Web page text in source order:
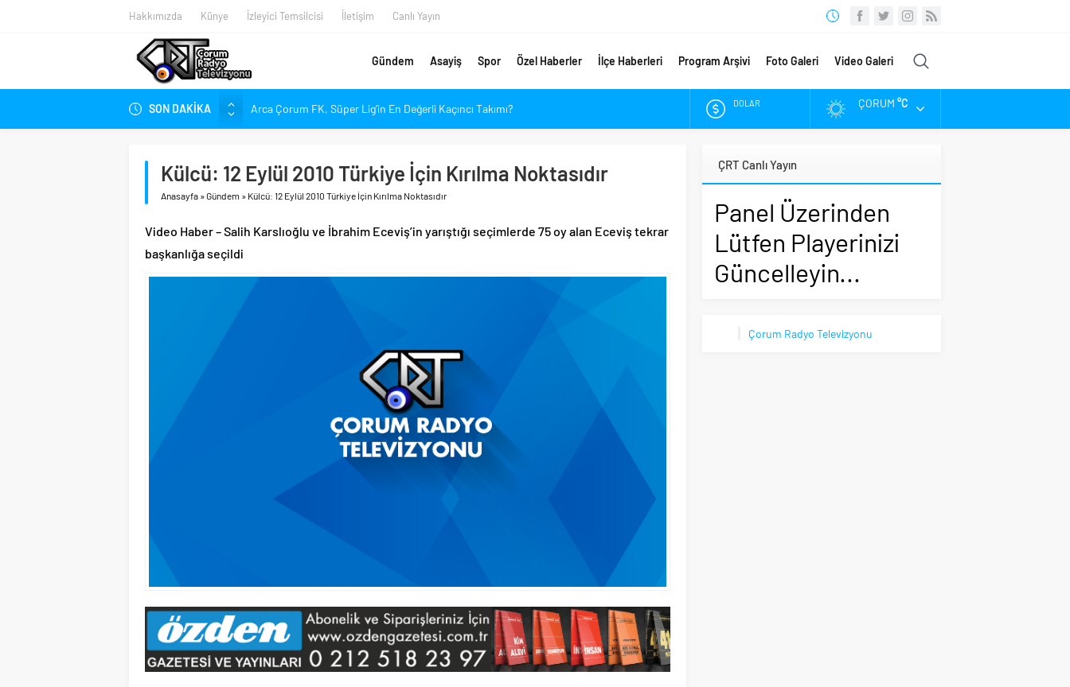
Hakkımızda Künye İzleyici Temsilcisi İletişim Canlı Yayın
Gündem Asayiş Spor Özel Haberler İlçe Haberleri Program Arşivi Foto Galeri Video Galeri
SON DAKİKA
Arca Çorum FK, Süper Lig’in En Değerli Kaçıncı Takımı?
Kırmızı Kanatlar’dan Kadınlara Çağrı
Arca Çorum FK’de İki İsim Gündemde, Bir İsim Ayrılıyor
Tritikale ve Ayçiçeği Tarlalarında Verim Mesaisi
Hastanede Emzirme Farkındalığı Etkinliği
Perakende Sektörüne Nitelikli Eleman Yetiştirilecek
DOLAR
ALTIN
BIST
ÇORUM °C
Külcü: 12 Eylül 2010 Türkiye İçin Kırılma Noktasıdır
Anasayfa »Gündem » Külcü: 12 Eylül 2010 Türkiye İçin Kırılma Noktasıdır
Video Haber – Salih Karslıoğlu ve İbrahim Eceviş’in yarıştığı seçimlerde 75 oy alan Eceviş tekrar
başkanlığa seçildi
ÇRT Canlı Yayın
Panel Üzerinden
Lütfen Playerinizi
Güncelleyin...
Çorum Radyo Televizyonu